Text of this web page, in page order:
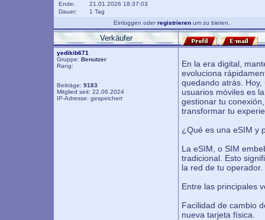
Ende:
21.01.2026 18:37:03
Dauer:
1 Tag
Einloggen oderregistrierenum zu bieten.
Verkäufer
yedikib671
Gruppe: Benutzer
Rang:
Beiträge: 9183
Mitglied seit: 22.06.2024
IP-Adresse: gespeichert
En la era digital,
evoluciona
quedando atrás.
usuarios móviles es
gestionar tu
transformar tu
¿Qué es una eSIM y
La eSIM, o SIM
tradicional. Esto
la red de tu
Entre las principales
Facilidad de cambio
nueva tarjeta física.